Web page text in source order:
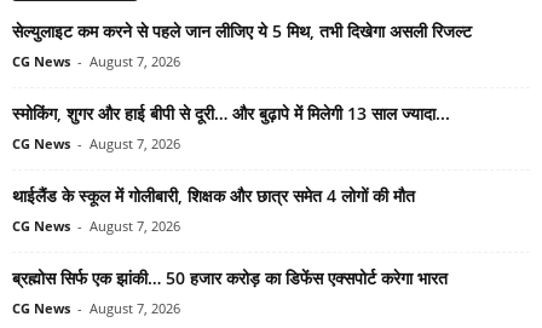
सेल्युलाइट कम करने से पहले जान लीजिए ये 5 मिथ, तभी दिखेगा असली रिजल्ट
CG News - August 7, 2026
स्मोकिंग, शुगर और हाई बीपी से दूरी… और बुढ़ापे में मिलेगी 13 साल ज्यादा...
CG News - August 7, 2026
थाईलैंड के स्कूल में गोलीबारी, शिक्षक और छात्र समेत 4 लोगों की मौत
CG News - August 7, 2026
ब्रह्मोस सिर्फ एक झांकी… 50 हजार करोड़ का डिफेंस एक्सपोर्ट करेगा भारत
CG News - August 7, 2026